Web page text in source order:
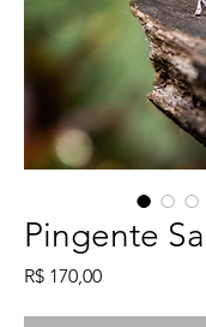
Pingente
R$ 170,00Preço